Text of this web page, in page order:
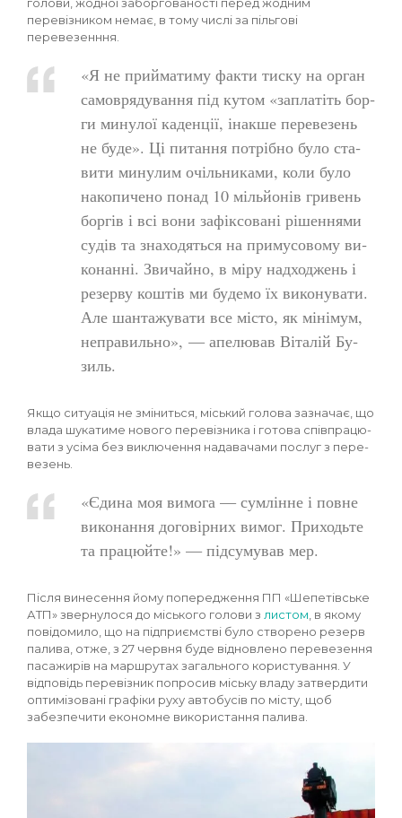
перевізником немає, в тому числі за пільгові
перевезенння.
«Я не прий­ма­ти­му фак­ти тис­ку на ор­ган
са­мов­ря­ду­ван­ня під ку­том «зап­ла­тіть бор­
ги ми­ну­лої ка­ден­ції, інак­ше пе­ре­ве­зень
не бу­де». Ці пи­тан­ня пот­рібно бу­ло ста­
ви­ти ми­ну­лим очіль­ни­ка­ми, ко­ли бу­ло
на­ко­пи­че­но по­над 10 міль­йонів гри­вень
бор­гів і всі во­ни за­фік­со­ва­ні рі­шен­ня­ми
су­дів та зна­хо­дять­ся на при­му­со­во­му ви­
ко­нан­ні. Зви­чай­но, в мі­ру над­ходжень і
ре­зер­ву кош­тів ми бу­де­мо їх ви­ко­ну­ва­ти.
Але шан­та­жу­ва­ти все міс­то, як мі­ні­мум,
непра­виль­но», — апе­лю­вав Ві­та­лій Бу­
зиль.
Як­що си­ту­ація не змі­нить­ся, місь­кий го­ло­ва заз­на­чає, що
вла­да шу­ка­ти­ме но­во­го пе­ре­віз­ни­ка і го­то­ва спів­пра­цю­
ва­ти з усі­ма без вик­лю­чен­ня на­да­ва­ча­ми пос­луг з пе­ре­
ве­зень.
«Єди­на моя ви­мо­га — сум­лінне і пов­не
ви­ко­нан­ня до­го­вір­них ви­мог. При­ходь­те
та пра­цюй­те!» — під­су­му­вав мер.
Після винесення йому попередження ПП «Шепетівське
АТП» звернулося до міського голови з листом , в якому
повідомило, що на підприємстві було створено резерв
палива, отже, з 27 червня буде відновлено перевезення
пасажирів на маршрутах загального користування. У
відповідь перевізник попросив міську владу затвердити
оптимізовані графіки руху автобусів по місту, щоб
забезпечити економне використання палива.